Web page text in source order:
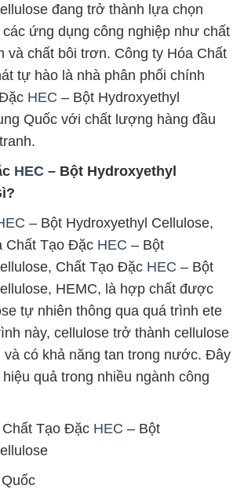
đang trở thành lựa chọn
ứng dụng công nghiệp như chất
và chất bôi trơn. Công ty Hóa Chất
tự hào là nhà phân phối chính
HEC – Bột Hydroxyethyl
Quốc với chất lượng hàng đầu
HEC – Bột Hydroxyethyl
– Bột Hydroxyethyl Cellulose,
Chất Tạo Đặc HEC – Bột
Chất Tạo Đặc HEC – Bột
HEMC, là hợp chất được
tự nhiên thông qua quá trình ete
này, cellulose trở thành cellulose
và có khả năng tan trong nước. Đây
quả trong nhiều ngành công
Tạo Đặc HEC – Bột